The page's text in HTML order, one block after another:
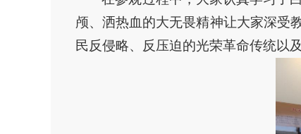
颅、洒热血的大无畏精神让大家深受
民反侵略、反压迫的光荣革命传统以